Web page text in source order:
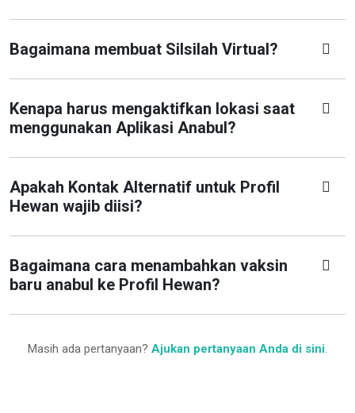
Bagaimana membuat Silsilah Virtual?
Kenapa harus mengaktifkan lokasi saat
menggunakan Aplikasi Anabul?
Apakah Kontak Alternatif untuk Profil
Hewan wajib diisi?
Bagaimana cara menambahkan vaksin
baru anabul ke Profil Hewan?
Masih ada pertanyaan? Ajukan pertanyaan Anda di sini.